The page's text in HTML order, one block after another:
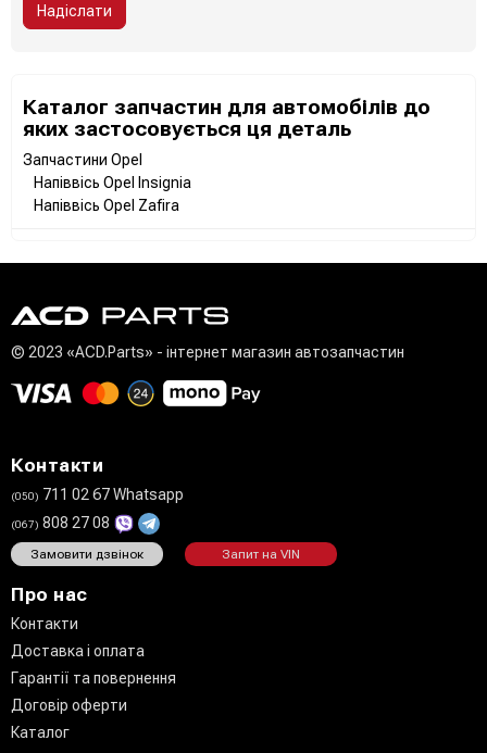
Надіслати
Каталог запчастин для автомобілів до
яких застосовується ця деталь
Запчастини Opel
Напіввісь Opel Insignia
Напіввісь Opel Zafira
© 2023 «ACD.Parts» - інтернет магазин автозапчастин
Контакти
(050) 711 02 67 Whatsapp
(067) 808 27 08
Замовити дзвінок Запит на VIN
Про нас
Контакти
Доставка і оплата
Гарантії та повернення
Договір оферти
Каталог